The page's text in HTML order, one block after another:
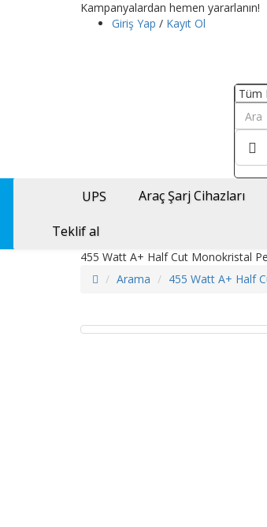
Kampanyalardan hemen yararlanın!
Giriş Yap / Kayıt Ol
UPS Araç Şarj Cihazları
Teklif al
455 Watt A+ Half Cut Monokristal
Arama
455 Watt A+ Half